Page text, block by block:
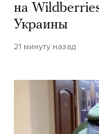
на
Украины
21 минуту назад